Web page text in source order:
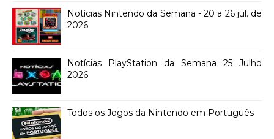
Notícias Nintendo da Semana - 20 a 26 jul. de
2026
Notícias PlayStation da Semana 25 Julho
2026
Todos os Jogos da Nintendo em Português